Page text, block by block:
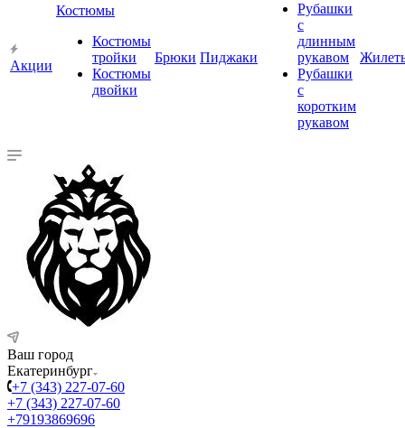
Акции
Костюмы
Костюмы
тройки
Костюмы
двойки
Брюки Пиджаки
Рубашки
с
длинным
рукавом
Рубашки
с
коротким
рукавом
Ваш город
Екатеринбург
+7 (343) 227-07-60
+7 (343) 227-07-60
+79193869696